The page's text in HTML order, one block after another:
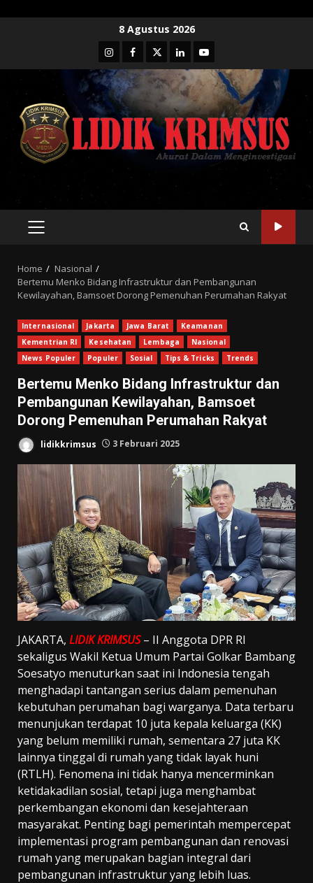
8 Agustus 2026
InstagramFacebook
TwitterLinkedinYoutube
PRIMARY
Home
Nasional
Bertemu Menko Bidang Infrastruktur dan Pembangunan
Kewilayahan, Bamsoet Dorong Pemenuhan Perumahan Rakyat
Internasional Jakarta Jawa Barat
Keamanan
Kementrian RI
Kesehatan Lembaga
Nasional
News Populer
Populer Sosial Tips & Tricks Trends
Bertemu Menko Bidang Infrastruktur dan
Pembangunan Kewilayahan, Bamsoet
Dorong Pemenuhan Perumahan Rakyat
lidikkrimsus 3 Februari 2025
JAKARTA, LIDIK KRIMSUS– II Anggota DPR RI
sekaligus Wakil Ketua Umum Partai Golkar Bambang
Soesatyo menuturkan saat ini Indonesia tengah
menghadapi tantangan serius dalam pemenuhan
kebutuhan perumahan bagi warganya. Data terbaru
menunjukan terdapat 10 juta kepala keluarga (KK)
yang belum memiliki rumah, sementara 27 juta KK
lainnya tinggal di rumah yang tidak layak huni
(RTLH). Fenomena ini tidak hanya mencerminkan
ketidakadilan sosial, tetapi juga menghambat
perkembangan ekonomi dan kesejahteraan
masyarakat. Penting bagi pemerintah mempercepat
implementasi program pembangunan dan renovasi
rumah yang merupakan bagian integral dari
pembangunan infrastruktur yang lebih luas.